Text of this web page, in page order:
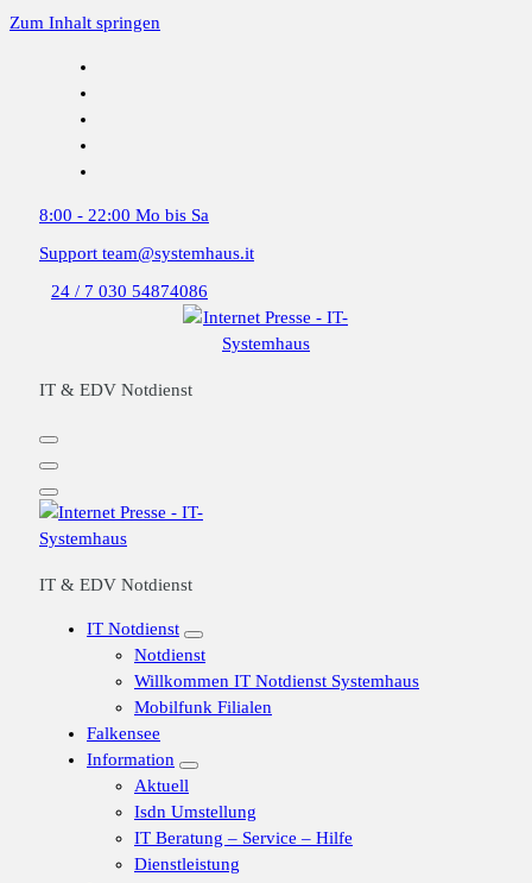
Zum Inhalt springen
8:00 - 22:00 Mo bis Sa
Support team@systemhaus.it
24 / 7 030 54874086
IT & EDV Notdienst
IT & EDV Notdienst
IT Notdienst
Notdienst
Willkommen IT Notdienst Systemhaus
Mobilfunk Filialen
Falkensee
Information
Aktuell
Isdn Umstellung
IT Beratung – Service – Hilfe
Dienstleistung